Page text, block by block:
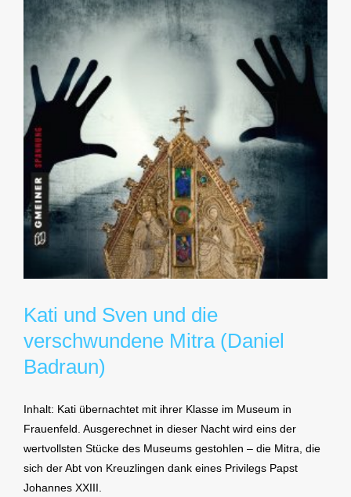
Kati und Sven und die
verschwundene Mitra (Daniel
Badraun)
Inhalt: Kati übernachtet mit ihrer Klasse im Museum in
Frauenfeld. Ausgerechnet in dieser Nacht wird eins der
wertvollsten Stücke des Museums gestohlen – die Mitra, die
sich der Abt von Kreuzlingen dank eines Privilegs Papst
Johannes XXIII.